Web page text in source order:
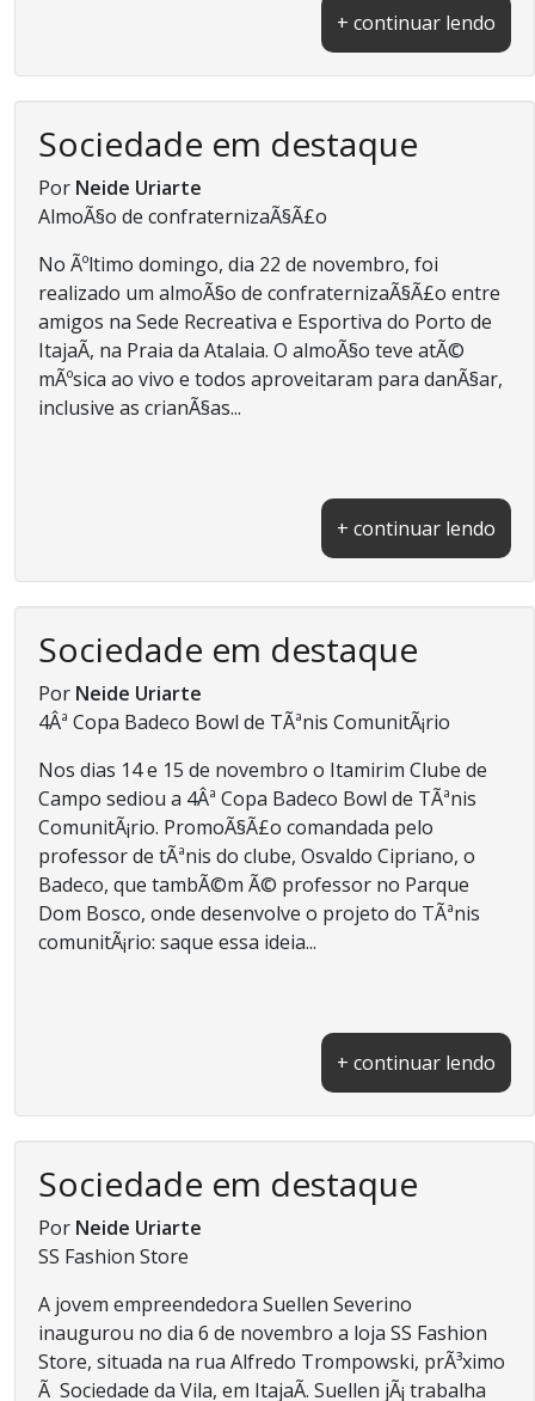
+ continuar lendo
Sociedade em destaque
Por Neide Uriarte
AlmoÃ§o de confraternizaÃ§Ã£o
No Ãºltimo domingo, dia 22 de novembro, foi
realizado um almoÃ§o de confraternizaÃ§Ã£o entre
amigos na Sede Recreativa e Esportiva do Porto de
ItajaÃ­, na Praia da Atalaia. O almoÃ§o teve atÃ©
mÃºsica ao vivo e todos aproveitaram para danÃ§ar,
inclusive as crianÃ§as...
+ continuar lendo
Sociedade em destaque
Por Neide Uriarte
4Âª Copa Badeco Bowl de TÃªnis ComunitÃ¡rio
Nos dias 14 e 15 de novembro o Itamirim Clube de
Campo sediou a 4Âª Copa Badeco Bowl de TÃªnis
ComunitÃ¡rio. PromoÃ§Ã£o comandada pelo
professor de tÃªnis do clube, Osvaldo Cipriano, o
Badeco, que tambÃ©m Ã© professor no Parque
Dom Bosco, onde desenvolve o projeto do TÃªnis
comunitÃ¡rio: saque essa ideia...
+ continuar lendo
Sociedade em destaque
Por Neide Uriarte
SS Fashion Store
A jovem empreendedora Suellen Severino
inaugurou no dia 6 de novembro a loja SS Fashion
Store, situada na rua Alfredo Trompowski, prÃ³ximo
Ã Sociedade da Vila, em ItajaÃ­. Suellen jÃ¡ trabalha